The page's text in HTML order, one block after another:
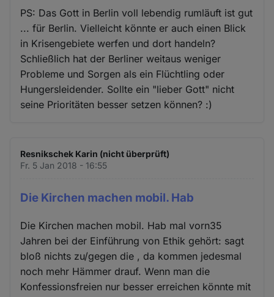
PS: Das Gott in Berlin voll lebendig rumläuft ist gut
... für Berlin. Vielleicht könnte er auch einen Blick
in Krisengebiete werfen und dort handeln?
Schließlich hat der Berliner weitaus weniger
Probleme und Sorgen als ein Flüchtling oder
Hungersleidender. Sollte ein "lieber Gott" nicht
seine Prioritäten besser setzen können? :)
Resnikschek Karin (nicht überprüft)
Fr. 5 Jan 2018 - 16:55
Die Kirchen machen mobil. Hab
Die Kirchen machen mobil. Hab mal vorn35
Jahren bei der Einführung von Ethik gehört: sagt
bloß nichts zu/gegen die , da kommen jedesmal
noch mehr Hämmer drauf. Wenn man die
Konfessionsfreien nur besser erreichen könnte mit